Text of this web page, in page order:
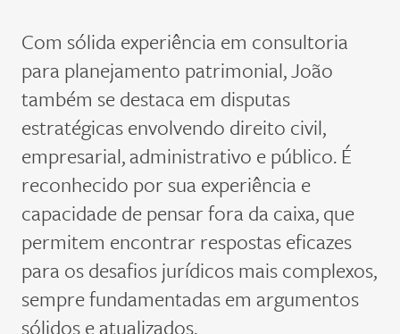
Com sólida experiência em consultoria
para planejamento patrimonial, João
também se destaca em disputas
estratégicas envolvendo direito civil,
empresarial, administrativo e público. É
reconhecido por sua experiência e
capacidade de pensar fora da caixa, que
permitem encontrar respostas eficazes
para os desafios jurídicos mais complexos,
sempre fundamentadas em argumentos
sólidos e atualizados.